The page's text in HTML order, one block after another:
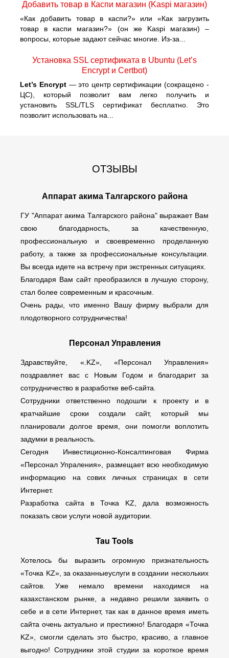
Добавить товар в Каспи магазин (Kaspi магазин)
«Как добавить товар в каспи?» или «Как загрузить
товар в каспи магазин?» (он же Kaspi магазин) –
вопросы, которые задают сейчас многие. Из-за...
Установка SSL сертификата в Ubuntu (Let’s
Encrypt и Certbot)
Let’s Encrypt — это центр сертификации (сокращено -
ЦС), который позволит вам легко получить и
установить SSL/TLS сертификат бесплатно. Это
позволит использовать на...
ОТЗЫВЫ
Аппарат акима Талгарского района
ГУ "Аппарат акима Талгарского района" выражает Вам
свою благодарность, за качественную,
профессиональную и своевременно проделанную
работу, а также за профессиональные консультации.
Вы всегда идете на встречу при экстренных ситуациях.
Благодаря Вам сайт преобразился в лучшую сторону,
стал более современным и красочным.
Очень рады, что именно Вашу фирму выбрали для
плодотворного сотрудничества!
Персонал Управления
Здравствуйте, «.KZ», «Персонал Управления»
поздравляет вас с Новым Годом и благодарит за
сотрудничество в разработке веб-сайта.
Сотрудники ответственно подошли к проекту и в
кратчайшие сроки создали сайт, который мы
планировали долгое время, они помогли воплотить
задумки в реальность.
Сегодня Инвестиционно-Консалтинговая Фирма
«Персонал Упраления», размещает всю необходимую
информацию на сових личных страницах в сети
Интернет.
Разработка сайта в Точка KZ, дала возможность
показать свои услуги новой аудитории.
Tau Tools
Хотелось бы выразить огромную признательность
«Точка KZ», за оказанныеуслуги в создании нескольких
сайтов. Уже немало времени находимся на
казахстанском рынке, а недавно решили заявить о
себе и в сети Интернет, так как в данное время иметь
сайта очень актуально и престижно! Благодаря «Точка
KZ», смогли сделать это быстро, красиво, а главное
выгодно! Сотрудники этой студии за короткое время